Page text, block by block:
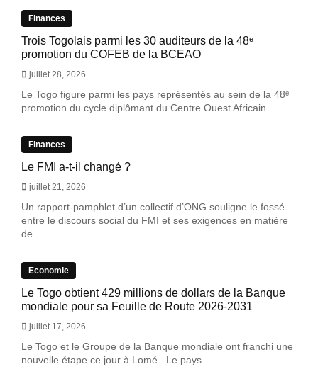
Finances
Trois Togolais parmi les 30 auditeurs de la 48ᵉ
promotion du COFEB de la BCEAO
juillet 28, 2026
Le Togo figure parmi les pays représentés au sein de la 48ᵉ
promotion du cycle diplômant du Centre Ouest Africain...
Finances
Le FMI a-t-il changé ?
juillet 21, 2026
Un rapport-pamphlet d’un collectif d’ONG souligne le fossé
entre le discours social du FMI et ses exigences en matière
de...
Economie
Le Togo obtient 429 millions de dollars de la Banque
mondiale pour sa Feuille de Route 2026-2031
juillet 17, 2026
Le Togo et le Groupe de la Banque mondiale ont franchi une
nouvelle étape ce jour à Lomé. Le pays...